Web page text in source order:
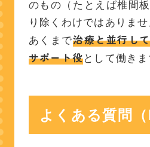
のもの（たとえば椎間
り除くわけではありませ
あくまで治療と並行し
サポート役として働きま
よくある質問（